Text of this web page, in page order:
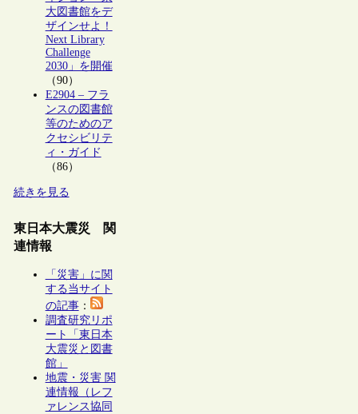
大図書館をデ
ザインせよ！
Next Library
Challenge
2030」を開催
（90）
E2904 – フラ
ンスの図書館
等のためのア
クセシビリテ
ィ・ガイド
（86）
続きを見る
東日本大震災 関
連情報
「災害」に関
する当サイト
の記事：
調査研究リポ
ート「東日本
大震災と図書
館」
地震・災害 関
連情報（レフ
ァレンス協同